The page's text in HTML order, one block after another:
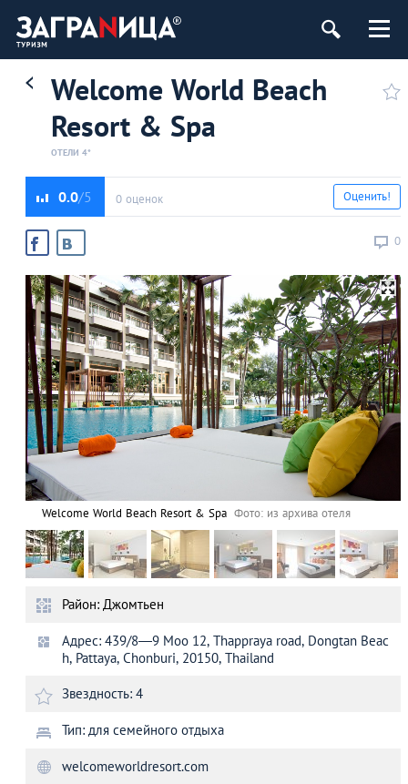
Welcome World Beach
Resort & Spa
ОТЕЛИ 4*
0.0 0 оценок
0
Оценить!
Welcome World Beach Resort & Spa Фото: из архива отеля
Район: Джомтьен
Адрес: 439/8—9 Moo 12, Thаppraya road, Dongtan Beac
h, Pattaya, Chonburi, 20150, Thailand
Звездность: 4
Тип: для семейного отдыха
welcomeworldresort.com